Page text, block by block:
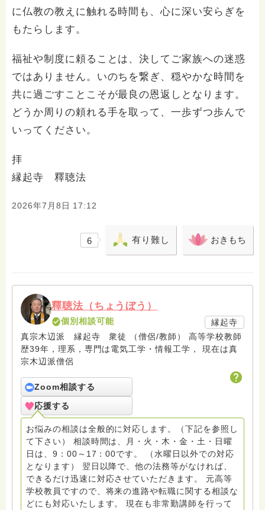
に仏教の教えに触れる時間も、心に深い安らぎを
もたらします。
福祉や制度に頼ることは、決してご家族への迷惑
ではありません。いのちを繋ぎ、穏やかな時間を
共に過ごすことこそが最良の恩返しとなります。
どうか周りの頼れる手を取って、一歩ずつ歩んで
いってください。
拝
縁起寺 釋聴法
2026年7月8日 17:12
6 有り難し おきもち
釋聴法（ちょうぼう）
個別相談可能
縁起寺
真宗木辺派 縁起寺 衆徒 （僧侶/教師） 高等学校教師
歴39年，理系，専門は電気工学・情報工学， 現在は真
宗木辺派僧侶
Zoom相談する
応援する
お悩みの相談は全般的に対応します。（下記を参照し
て下さい） 相談時間は、月・火・木・金・土・日曜
日は、9：00～17：00です。 （水曜日以外での対応
となります） 翌日以降で、他の法務等がなければ、
できるだけ迅速に対応させていただきます。 元高等
学校教員ですので、将来の進路や転職に関する相談な
どにも対応いたします。 現在も非常勤講師を行って